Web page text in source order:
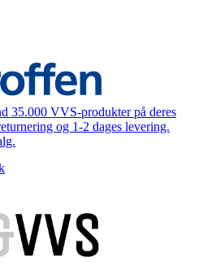
35.000 VVS-produkter på deres
og 1-2 dages levering.